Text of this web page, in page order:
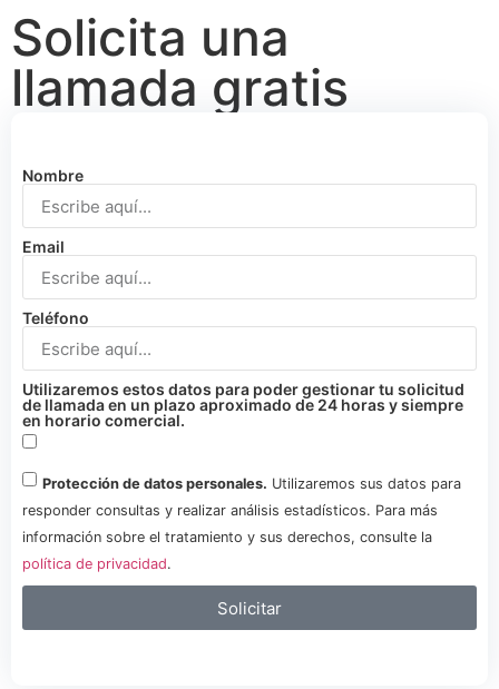
Solicita una
llamada gratis
Nombre
Email
Teléfono
Utilizaremos estos datos para poder gestionar tu solicitud
de llamada en un plazo aproximado de 24 horas y siempre
en horario comercial.
Protección de datos personales. Utilizaremos sus datos para
responder consultas y realizar análisis estadísticos. Para más
información sobre el tratamiento y sus derechos, consulte la
política de privacidad.
Solicitar